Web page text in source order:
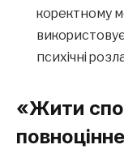
коректному
психічні
«Жити